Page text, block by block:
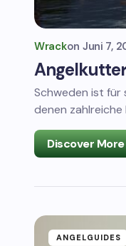
Wrackon Juni 7,
Schweden ist für
denen
Discover More
ANGELGUIDES